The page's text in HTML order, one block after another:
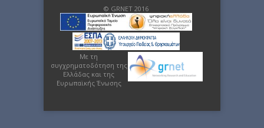
© GRNET 2016
Με τη
συγχρηματοδότηση της
Ελλάδας και της
Ευρωπαϊκής Ένωσης